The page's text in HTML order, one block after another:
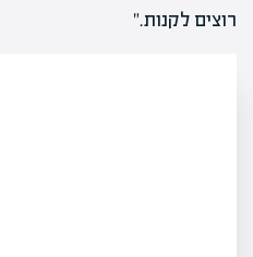
רוצים לקנות."